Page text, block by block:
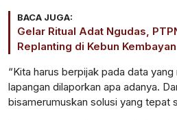
BACA JUGA:
Gelar Ritual Adat Ngudas,
Replanting di Kebun Kembayan
“Kita harus berpijak pada data yang
lapangan dilaporkan apa adanya.
bisamerumuskan solusi yang tepat